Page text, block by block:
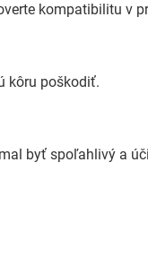
kompatibilitu v
kôru poškodiť.
byť spoľahlivý a